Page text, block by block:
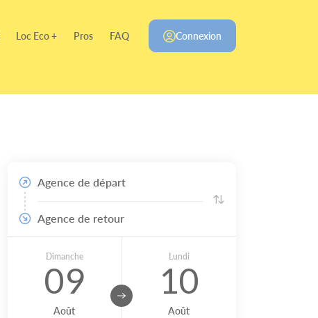
Loc Eco + Pros FAQ Connexion
Agence de départ
Agence de retour
Dimanche
09
Août
Lundi
10
Août